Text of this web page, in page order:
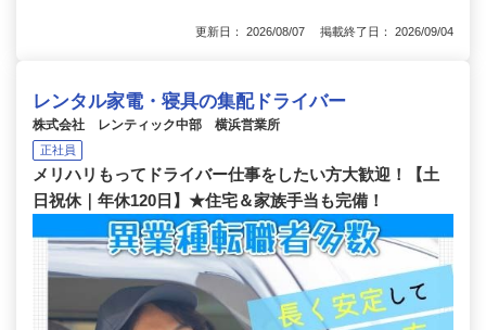
更新日： 2026/08/07 掲載終了日： 2026/09/04
レンタル家電・寝具の集配ドライバー
株式会社 レンティック中部 横浜営業所
正社員
メリハリもってドライバー仕事をしたい方大歓迎！【土
日祝休｜年休120日】★住宅＆家族手当も完備！